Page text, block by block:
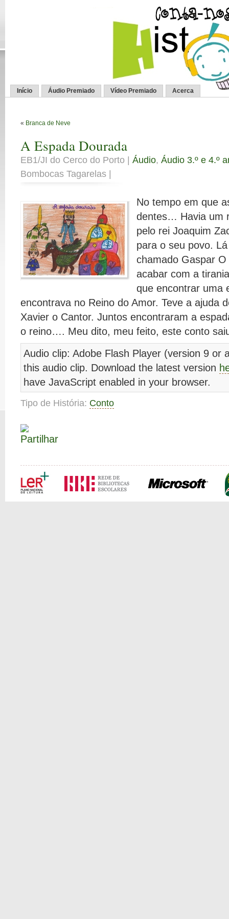
Início Áudio Premiado Vídeo Premiado Acerca
« Branca de Neve
A Espada Dourada
EB1/JI do Cerco do Porto | Áudio, Áudio 3.º e 4.º
Bombocas Tagarelas |
No tempo em que
dentes… Havia um
pelo rei Joaquim
para o seu povo.
chamado Gaspar
acabar com a
que encontrar uma
encontrava no Reino do Amor. Teve a ajuda
Xavier o Cantor. Juntos encontraram a
o reino…. Meu dito, meu feito, este conto
Audio clip: Adobe Flash Player (version 9 or
this audio clip. Download the latest version
have JavaScript enabled in your browser.
Tipo de História: Conto